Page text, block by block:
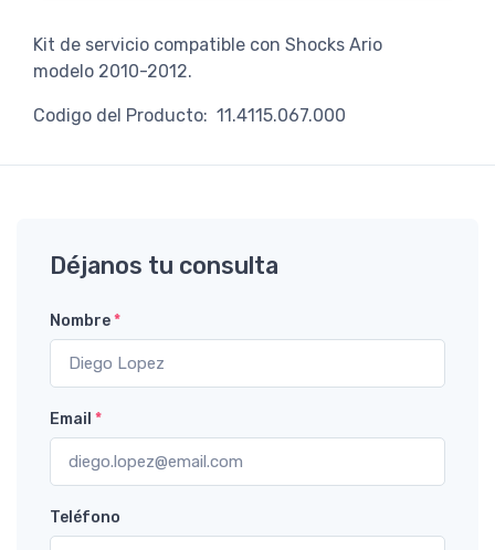
Kit de servicio compatible con Shocks Ario
modelo 2010-2012.
Codigo del Producto: 11.4115.067.000
Déjanos tu consulta
Nombre*
Email *
Teléfono